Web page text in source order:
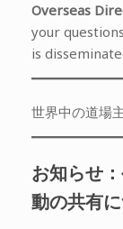
Overseas
your
is
世界中の道場
お知らせ
動の共有